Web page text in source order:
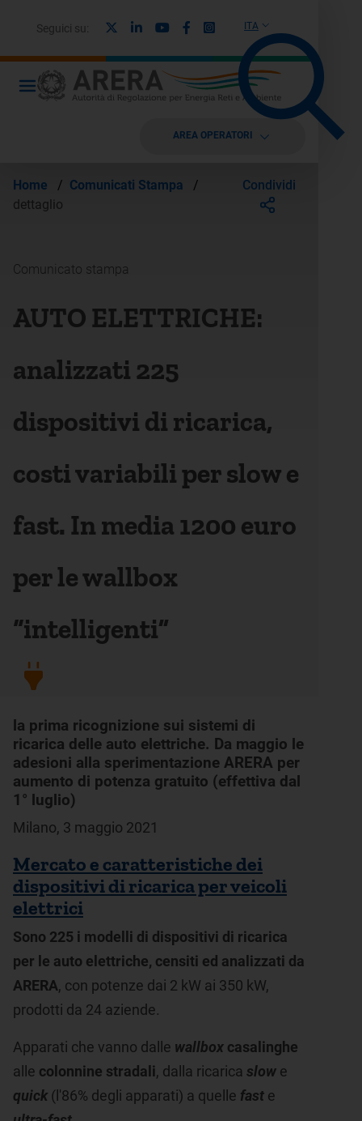
ITA
Seguici su: LinkedinYoutubeFacebook
Instagram
AREA OPERATORI
Home / Comunicati Stampa
/
dettaglio
Condividi
Comunicato stampa
AUTO ELETTRICHE:
analizzati 225
dispositivi di ricarica,
costi variabili per slow e
fast. In media 1200 euro
per le wallbox
“intelligenti”
la prima ricognizione sui sistemi di
ricarica delle auto elettriche. Da maggio le
adesioni alla sperimentazione ARERA per
aumento di potenza gratuito (effettiva dal
1° luglio)
Milano, 3 maggio 2021
Mercato e caratteristiche dei
dispositivi di ricarica per veicoli
elettrici
Sono 225 i modelli di dispositivi di ricarica
per le auto elettriche, censiti ed analizzati da
ARERA, con potenze dai 2 kW ai 350 kW,
prodotti da 24 aziende.
Apparati che vanno dalle wallbox casalinghe
alle colonnine stradali, dalla ricarica slow e
quick (l'86% degli apparati) a quelle fast e